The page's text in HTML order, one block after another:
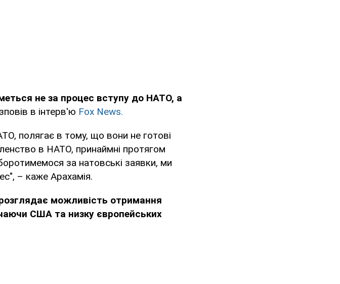
не за процес вступу до НАТО, а
в інтерв'ю Fox News.
полягає в тому, що вони не готові
в НАТО, принаймні протягом
за натовські заявки, ми
– каже Арахамія.
можливість отримання
США та низку європейських